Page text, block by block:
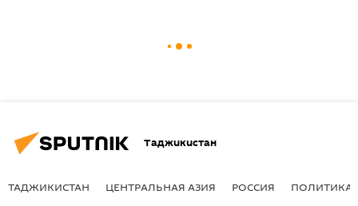
Таджикистан
ТАДЖИКИСТАН ЦЕНТРАЛЬНАЯ АЗИЯ РОССИЯ ПОЛИТИКА